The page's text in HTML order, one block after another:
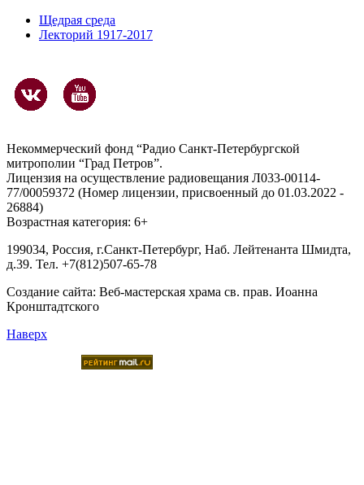
Щедрая среда
Лекторий 1917-2017
Некоммерческий фонд “Радио Санкт-Петербургской
митрополии “Град Петров”.
Лицензия на осуществление радиовещания Л033-00114-
77/00059372 (Номер лицензии, присвоенный до 01.03.2022 -
26884)
Возрастная категория: 6+
199034, Россия, г.Санкт-Петербург, Наб. Лейтенанта Шмидта,
д.39. Тел. +7(812)507-65-78
Создание сайта: Веб-мастерская храма св. прав. Иоанна
Кронштадтского
Наверх